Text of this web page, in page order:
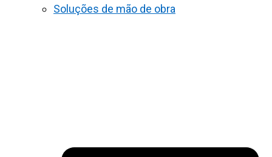
Soluções de mão de obra